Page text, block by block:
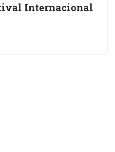
Internacional